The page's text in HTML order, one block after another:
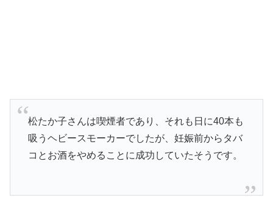
松たか子さんは喫煙者であり、それも日に40本も
吸うヘビースモーカーでしたが、妊娠前からタバ
コとお酒をやめることに成功していたそうです。